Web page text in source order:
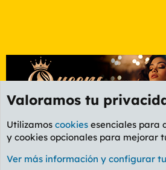
Etiquetas
Cookies
PL OLDSTYLE
Valoramos tu
Utilizamos cookies esenciales para
y cookies opcionales para mejorar
Ver más información y configurar